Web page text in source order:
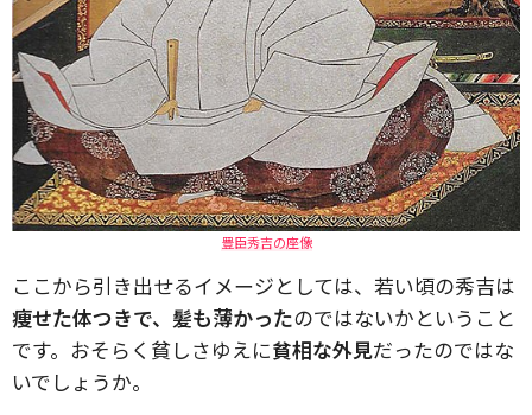
豊臣秀吉の座像
ここから引き出せるイメージとしては、若い頃の秀吉は
痩せた体つきで、髪も薄かったのではないかということ
です。おそらく貧しさゆえに貧相な外見だったのではな
いでしょうか。